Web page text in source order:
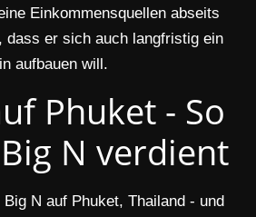
Einkommensquellen abseits
dass er sich auch langfristig ein
aufbauen will.
Phuket - So
N verdient
N auf Phuket, Thailand - und